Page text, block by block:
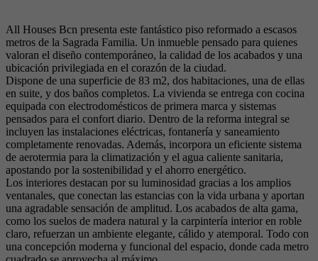
All Houses Bcn presenta este fantástico piso reformado a escasos
metros de la Sagrada Familia. Un inmueble pensado para quienes
valoran el diseño contemporáneo, la calidad de los acabados y una
ubicación privilegiada en el corazón de la ciudad.
Dispone de una superficie de 83 m2, dos habitaciones, una de ellas
en suite, y dos baños completos. La vivienda se entrega con cocina
equipada con electrodomésticos de primera marca y sistemas
pensados para el confort diario. Dentro de la reforma integral se
incluyen las instalaciones eléctricas, fontanería y saneamiento
completamente renovadas. Además, incorpora un eficiente sistema
de aerotermia para la climatización y el agua caliente sanitaria,
apostando por la sostenibilidad y el ahorro energético.
Los interiores destacan por su luminosidad gracias a los amplios
ventanales, que conectan las estancias con la vida urbana y aportan
una agradable sensación de amplitud. Los acabados de alta gama,
como los suelos de madera natural y la carpintería interior en roble
claro, refuerzan un ambiente elegante, cálido y atemporal. Todo con
una concepción moderna y funcional del espacio, donde cada metro